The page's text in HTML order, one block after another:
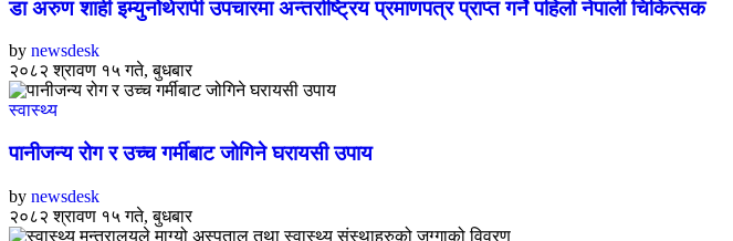
डा अरुण शाही इम्युनोथेरापी उपचारमा अन्तर्राष्ट्रिय प्रमाणपत्र प्राप्त गर्ने पहिलो नेपाली चिकित्सक
by newsdesk
२०८२ श्रावण १५ गते, बुधबार
स्वास्थ्य
पानीजन्य रोग र उच्च गर्मीबाट जोगिने घरायसी उपाय
by newsdesk
२०८२ श्रावण १५ गते, बुधबार